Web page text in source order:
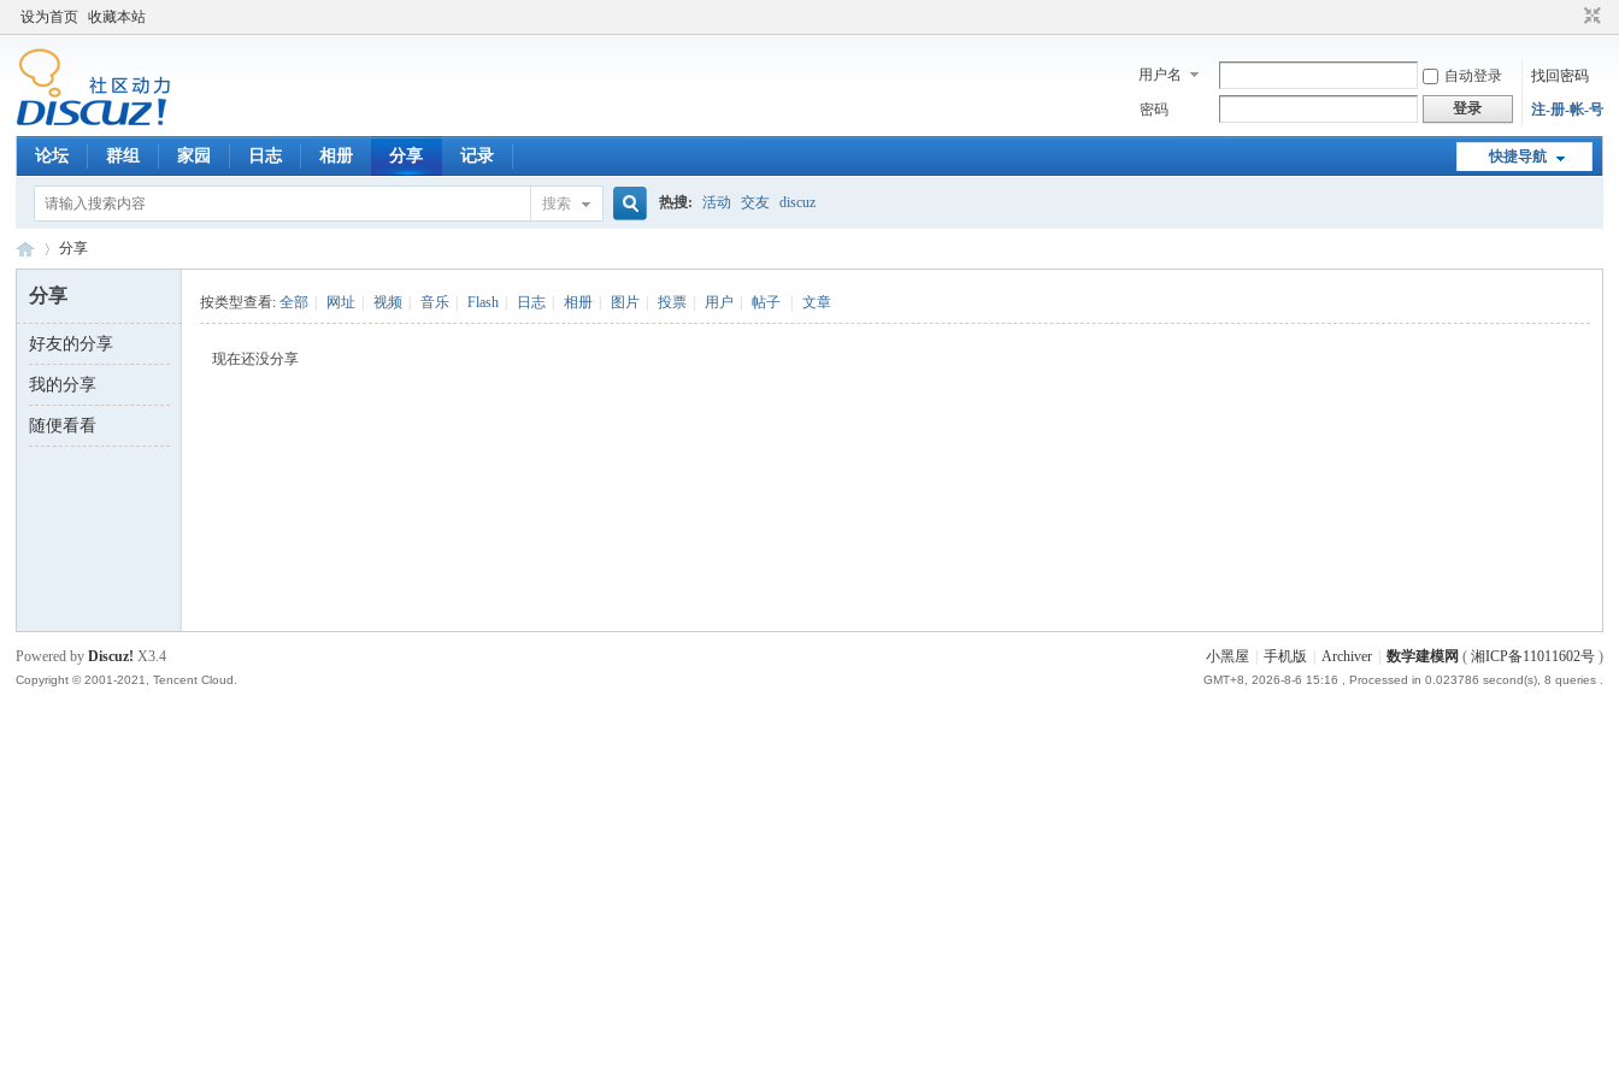
设为首页 收藏本站
用户名 自动登录
找回密码
密码
登录 注-册-帐-号
快捷导航
论坛 群组 家园 日志 相册 分享 记录
搜索 热搜: 活动 交友 discuz
数 ›
分享
分享
好友的分享
我的分享
随便看看
按类型查看:全部 网址 视频 音乐 Flash 日志 相册 图片 投票 用户 帖子 文章
现在还没分享
小黑屋 手机版 Archiver 数学建模网 ( 湘ICP备11011602号)
GMT+8, 2026-8-6 15:16 , Processed in 0.023786 second(s), 8 queries .
Powered byDiscuz! X3.4
Copyright © 2001-2021, Tencent Cloud.